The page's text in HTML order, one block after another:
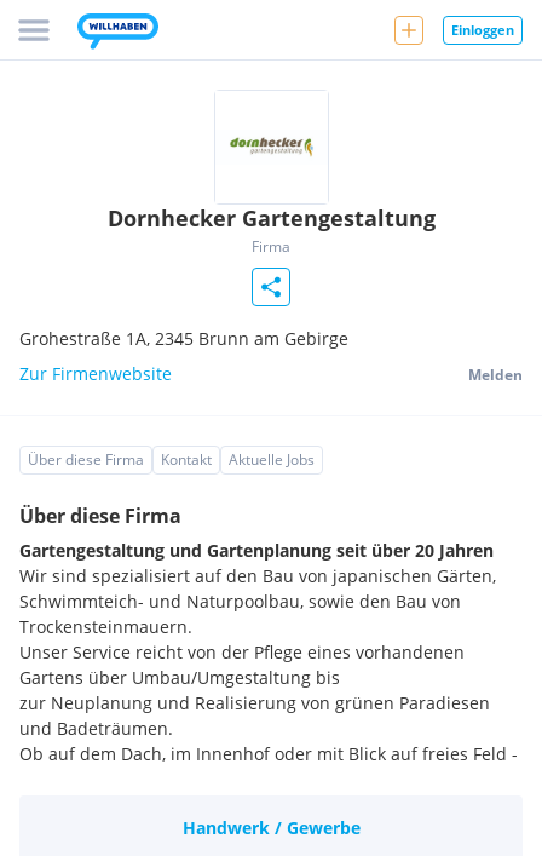
Einloggen
Dornhecker Gartengestaltung
Firma
Grohestraße 1A, 2345 Brunn am Gebirge
Zur Firmenwebsite
Melden
Über diese Firma Kontakt Aktuelle Jobs
Über diese Firma
Gartengestaltung und Gartenplanung seit über 20 Jahren
Wir sind spezialisiert auf den Bau von japanischen Gärten,
Schwimmteich- und Naturpoolbau, sowie den Bau von
Trockensteinmauern.
Unser Service reicht von der Pflege eines vorhandenen
Gartens über Umbau/Umgestaltung bis
zur Neuplanung und Realisierung von grünen Paradiesen
und Badeträumen.
Ob auf dem Dach, im Innenhof oder mit Blick auf freies Feld -
Handwerk / Gewerbe